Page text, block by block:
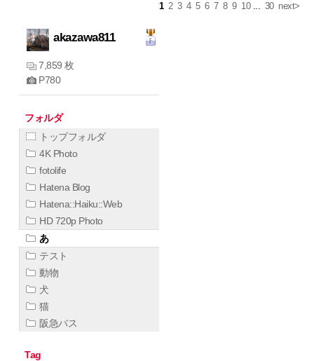
1 2 3 4 5 6 7 8 9 10... 30 next>
akazawa811
7,859 枚
P780
フォルダ
トップフォルダ
4K Photo
fotolife
Hatena Blog
Hatena::Haiku::Web
HD 720p Photo
あ
テスト
動物
犬
猫
阪急バス
Tag